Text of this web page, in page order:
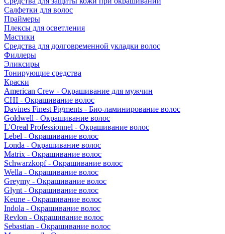
Салфетки для волос
Праймеры
Плексы для осветления
Мастики
Средства для долговременной укладки волос
Филлеры
Эликсиры
Тонирующие средства
Краски
American Crew - Окрашивание для мужчин
CHI - Окрашивание волос
Davines Finest Pigments - Био-ламинирование волос
Goldwell - Окрашивание волос
L'Oreal Professionnel - Окрашивание волос
Lebel - Окрашивание волос
Londa - Окрашивание волос
Matrix - Окрашивание волос
Schwarzkopf - Окрашивание волос
Wella - Окрашивание волос
Greymy - Окрашивание волос
Glynt - Окрашивание волос
Keune - Окрашивание волос
Indola - Окрашивание волос
Revlon - Окрашивание волос
Sebastian - Окрашивание волос